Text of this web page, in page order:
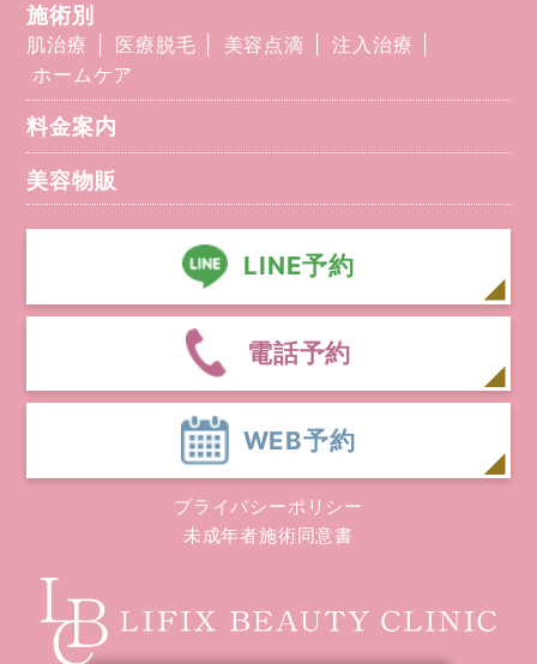
施術別
肌治療 医療脱毛 美容点滴
注入治療
ホームケア
料金案内
美容物販
LINE予約
電話予約
WEB予約
プライバシーポリシー
未成年者施術同意書